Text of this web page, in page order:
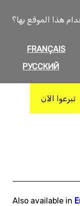
هذا الموقع بها؟
FRANÇAIS
РУССКИЙ
تبرعوا الآن
Also available in